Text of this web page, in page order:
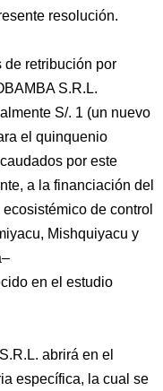
resolución.
de retribución por
S.R.L.
S/. 1 (un nuevo
el quinquenio
por este
a la financiación del
de control
Mishquiyacu y
en el estudio
abrirá en el
específica, la cual se